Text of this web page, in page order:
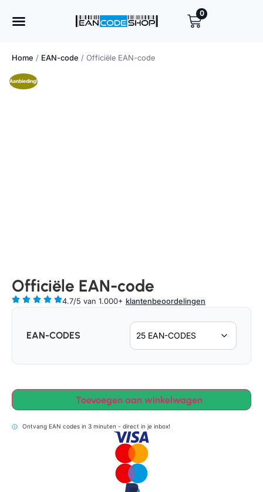
0
Home / EAN-code / Officiële EAN-code
Aanbieding!
Officiële EAN-code
4.7/5 van 1.000+ klantenbeoordelingen
EAN-CODES
Toevoegen aan winkelwagen
Ontvang EAN codes in 3 minuten - direct in je inbox!